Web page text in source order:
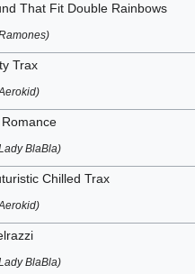
That Fit Double Rainbows
Trax
Romance
BlaBla)
Chilled Trax
BlaBla)